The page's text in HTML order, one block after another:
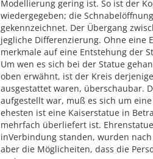
Modellierung gering ist. So ist der
wiedergegeben; die
gekennzeichnet. Der Übergang
jegliche Differenzierung. Ohne eine
merkmale auf eine Entstehung der
Um wen es sich bei der Statue
oben erwähnt, ist der Kreis
ausgestattet waren, überschaubar.
aufgestellt war, muß es sich um
ehesten ist eine Kaiserstatue in
mehrfach überliefert ist.
inVerbindung standen, wurden
aber die Möglicheiten, dass die